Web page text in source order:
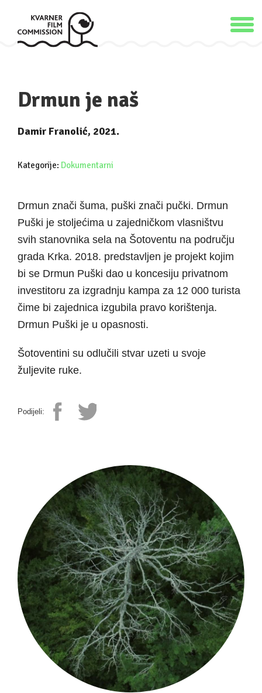
Drmun je naš
Damir Franolić, 2021.
Kategorije: Dokumentarni
Drmun znači šuma, puški znači pučki. Drmun
Puški je stoljećima u zajedničkom vlasništvu
svih stanovnika sela na Šotoventu na području
grada Krka. 2018. predstavljen je projekt kojim
bi se Drmun Puški dao u koncesiju privatnom
investitoru za izgradnju kampa za 12 000 turista
čime bi zajednica izgubila pravo korištenja.
Drmun Puški je u opasnosti.
Šotoventini su odlučili stvar uzeti u svoje
žuljevite ruke.
Podijeli: